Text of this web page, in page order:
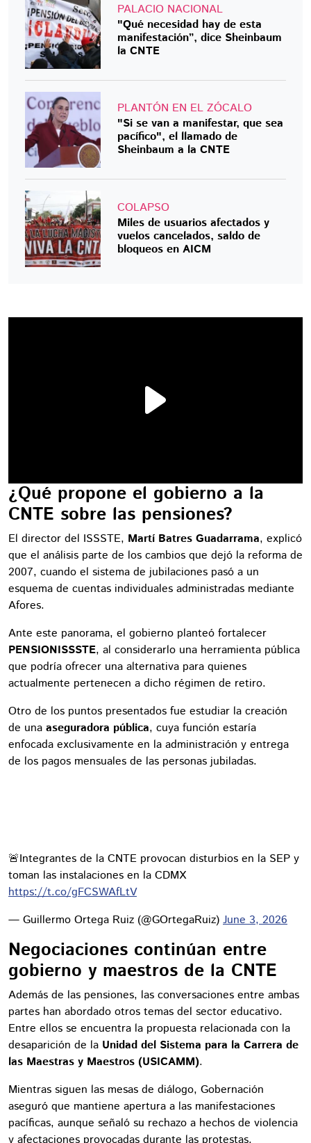
PALACIO NACIONAL
"Qué necesidad hay de esta
manifestación”, dice Sheinbaum
la CNTE
PLANTÓN EN EL ZÓCALO
"Si se van a manifestar, que sea
pacífico", el llamado de
Sheinbaum a la CNTE
COLAPSO
Miles de usuarios afectados y
vuelos cancelados, saldo de
bloqueos en AICM
¿Qué propone el gobierno a la
CNTE sobre las pensiones?
El director del ISSSTE, Martí Batres Guadarrama, explicó
que el análisis parte de los cambios que dejó la reforma de
2007, cuando el sistema de jubilaciones pasó a un
esquema de cuentas individuales administradas mediante
Afores.
Ante este panorama, el gobierno planteó fortalecer
PENSIONISSSTE, al considerarlo una herramienta pública
que podría ofrecer una alternativa para quienes
actualmente pertenecen a dicho régimen de retiro.
Otro de los puntos presentados fue estudiar la creación
de una aseguradora pública, cuya función estaría
enfocada exclusivamente en la administración y entrega
de los pagos mensuales de las personas jubiladas.
🚨Integrantes de la CNTE provocan disturbios en la SEP y
toman las instalaciones en la CDMX
https://t.co/gFCSWAfLtV
— Guillermo Ortega Ruiz (@GOrtegaRuiz) June 3, 2026
Negociaciones continúan entre
gobierno y maestros de la CNTE
Además de las pensiones, las conversaciones entre ambas
partes han abordado otros temas del sector educativo.
Entre ellos se encuentra la propuesta relacionada con la
desaparición de la Unidad del Sistema para la Carrera de
las Maestras y Maestros (USICAMM).
Mientras siguen las mesas de diálogo, Gobernación
aseguró que mantiene apertura a las manifestaciones
pacíficas, aunque señaló su rechazo a hechos de violencia
y afectaciones provocadas durante las protestas.